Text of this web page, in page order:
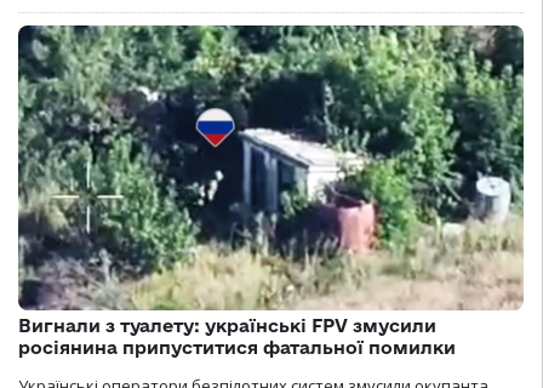
Вигнали з туалету: українські FPV змусили
росіянина припуститися фатальної помилки